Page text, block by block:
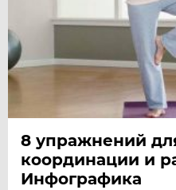
8 упражнений
координации и
Инфографика